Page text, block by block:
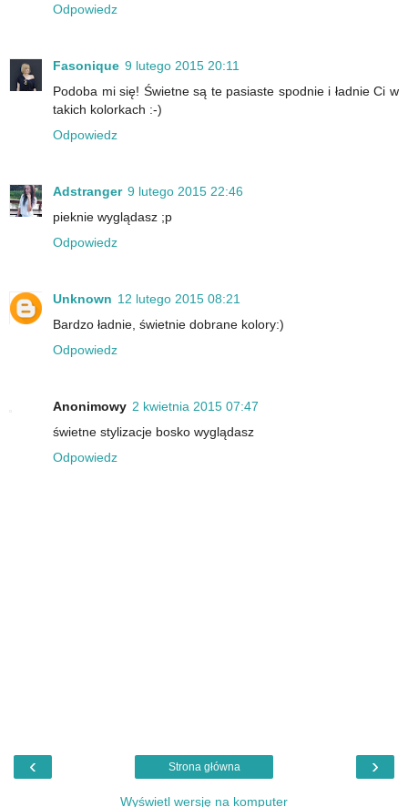
Odpowiedz
Fasonique 9 lutego 2015 20:11
Podoba mi się! Świetne są te pasiaste spodnie i ładnie Ci w
takich kolorkach :-)
Odpowiedz
Adstranger 9 lutego 2015 22:46
pieknie wyglądasz ;p
Odpowiedz
Unknown 12 lutego 2015 08:21
Bardzo ładnie, świetnie dobrane kolory:)
Odpowiedz
Anonimowy 2 kwietnia 2015 07:47
świetne stylizacje bosko wyglądasz
Odpowiedz
‹ ›
Strona główna
Wyświetl wersję na komputer